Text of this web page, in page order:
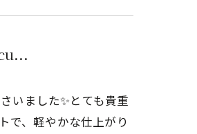
いました✨とても貴重
で、軽やかな仕上がり